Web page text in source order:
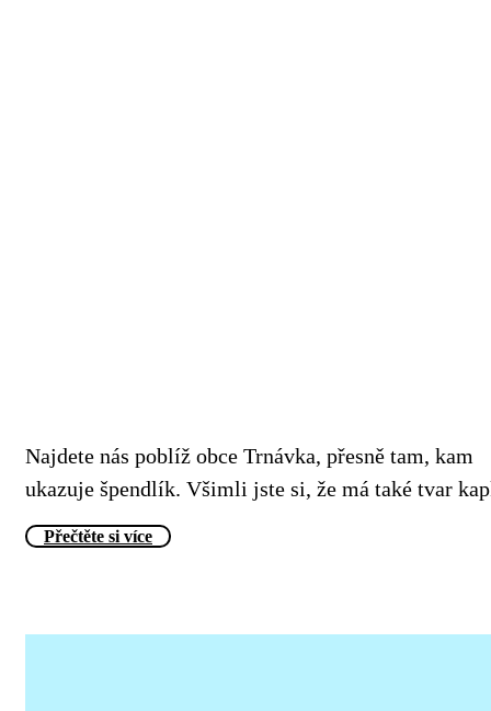
Najdete nás poblíž obce Trnávka, přesně tam, kam
ukazuje špendlík. Všimli jste si, že má také tvar
Přečtěte si více